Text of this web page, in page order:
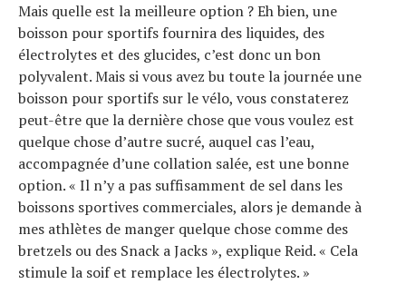
Mais quelle est la meilleure option ? Eh bien, une
boisson pour sportifs fournira des liquides, des
électrolytes et des glucides, c’est donc un bon
polyvalent. Mais si vous avez bu toute la journée une
boisson pour sportifs sur le vélo, vous constaterez
peut-être que la dernière chose que vous voulez est
quelque chose d’autre sucré, auquel cas l’eau,
accompagnée d’une collation salée, est une bonne
option. « Il n’y a pas suffisamment de sel dans les
boissons sportives commerciales, alors je demande à
mes athlètes de manger quelque chose comme des
bretzels ou des Snack a Jacks », explique Reid. « Cela
stimule la soif et remplace les électrolytes. »